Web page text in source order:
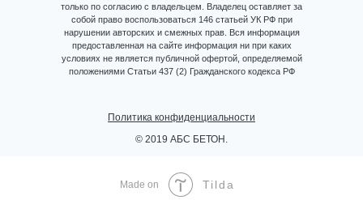
Аттестованная лаборатория
ввозимых инертных
бетонной смеси, ежедневно. Вы
только по согласию с владельцем. Владелец оставляет за
собой право воспользоваться 146 статьей УК РФ при
нарушении авторских и смежных прав. Вся информация
предоставленная на сайте информация ни при каких
условиях не является публичной офертой, определяемой
положениями Статьи 437 (2) Гражданского кодекса РФ
© 2019 АБС БЕТОН.
Политика конфиденциальности
Made on Tilda